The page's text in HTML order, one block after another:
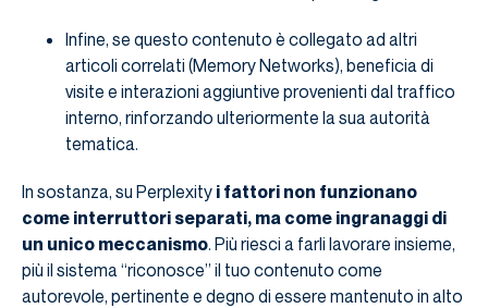
Infine, se questo contenuto è collegato ad altri
articoli correlati (Memory Networks), beneficia di
visite e interazioni aggiuntive provenienti dal traffico
interno, rinforzando ulteriormente la sua autorità
tematica.
In sostanza, su Perplexity i fattori non funzionano
come interruttori separati, ma come ingranaggi di
un unico meccanismo. Più riesci a farli lavorare insieme,
più il sistema “riconosce” il tuo contenuto come
autorevole, pertinente e degno di essere mantenuto in alto